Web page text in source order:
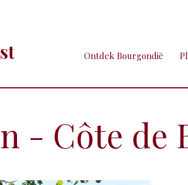
Ontdek Bourgondië
- Côte de